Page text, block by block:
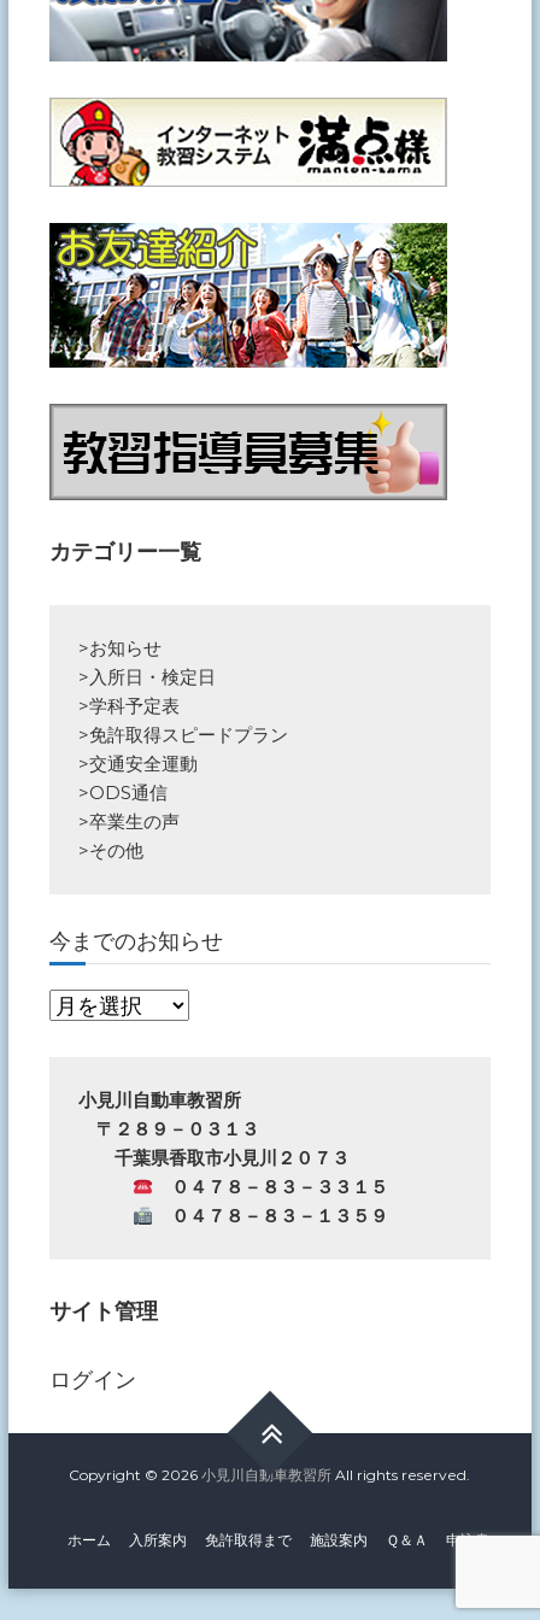
カテゴリー一覧
>お知らせ
>入所日・検定日
>学科予定表
>免許取得スピードプラン
>交通安全運動
>ODS通信
>卒業生の声
>その他
今までのお知らせ
今
小見川自動車教習所
〒２８９－０３１３
千葉県香取市小見川２０７３
０４７８－８３－３３１５
０４７８－８３－１３５９
サイト管理
ログイン
Copyright © 2026小見川自動車教習所 All rights reserved.
ホーム 入所案内 免許取得まで 施設案内 Ｑ＆Ａ 申込書